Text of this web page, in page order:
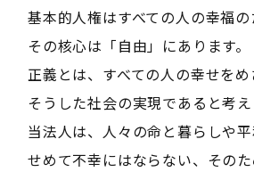
基本的人権はすべての人の幸福の
その核心は「自由」にあります。
正義とは、すべての人の幸せをめ
そうした社会の実現であると考え
当法人は、人々の命と暮らしや平
せめて不幸にはならない、その